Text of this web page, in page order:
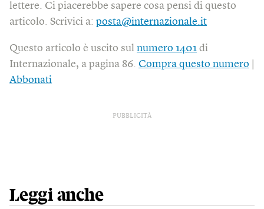
lettere. Ci piacerebbe sapere cosa pensi di questo
articolo. Scrivici a: posta@internazionale.it
Questo articolo è uscito sul numero 1401 di
Internazionale, a pagina 86. Compra questo numero
Abbonati
PUBBLICITÀ
Leggi anche